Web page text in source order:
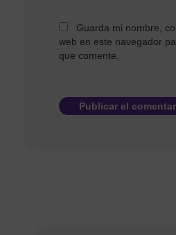
Guarda mi nombre,
web en este navegador
que comente.